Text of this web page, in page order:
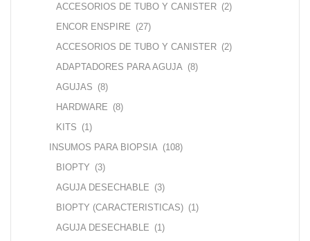
ACCESORIOS DE TUBO Y CANISTER (2)
ENCOR ENSPIRE (27)
ACCESORIOS DE TUBO Y CANISTER (2)
ADAPTADORES PARA AGUJA (8)
AGUJAS (8)
HARDWARE (8)
KITS (1)
INSUMOS PARA BIOPSIA (108)
BIOPTY (3)
AGUJA DESECHABLE (3)
BIOPTY (CARACTERISTICAS) (1)
AGUJA DESECHABLE (1)